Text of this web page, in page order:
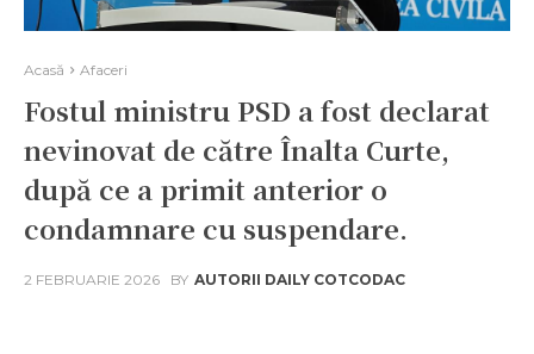
Acasă Afaceri
Fostul ministru PSD a fost declarat
nevinovat de către Înalta Curte,
după ce a primit anterior o
condamnare cu suspendare.
2 FEBRUARIE 2026 BY AUTORII DAILY COTCODAC